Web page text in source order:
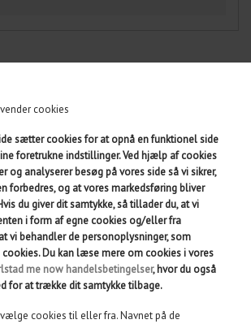
cookies
sætter cookies for at opnå en funktionel side
foretrukne indstillinger. Ved hjælp af cookies
og analyserer besøg på vores side så vi sikrer,
forbedres, og at vores markedsføring bliver
du giver dit samtykke, så tillader du, at vi
i form af egne cookies og/eller fra
vi behandler de personoplysninger, som
Du kan læse mere om cookies i vores
me now handelsbetingelser, hvor du også
for at trække dit samtykke tilbage.
cookies til eller fra. Navnet på de
BD
BABBLARNA LOTTO -
BILLEDLOTTERI